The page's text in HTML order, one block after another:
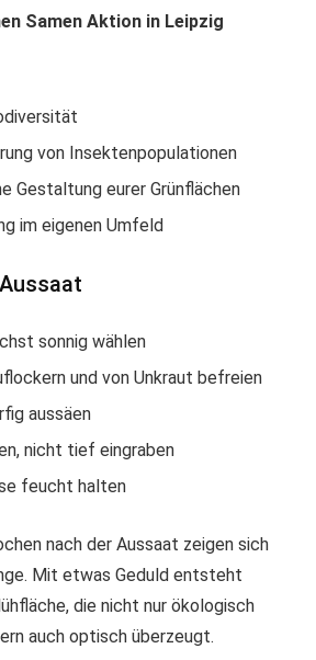
Samen Aktion in Leipzig
von Insektenpopulationen
Gestaltung eurer Grünflächen
im eigenen Umfeld
sonnig wählen
und von Unkraut befreien
aussäen
nicht tief eingraben
feucht halten
nach der Aussaat zeigen sich
Mit etwas Geduld entsteht
die nicht nur ökologisch
auch optisch überzeugt.